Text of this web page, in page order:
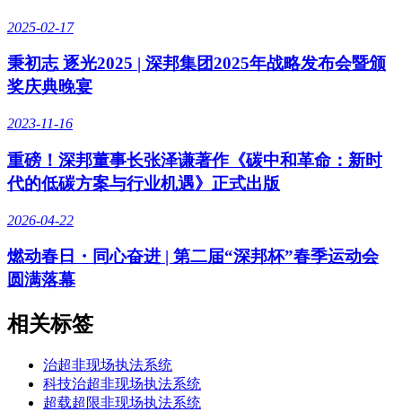
2025-02-17
秉初志 逐光2025 | 深邦集团2025年战略发布会暨颁
奖庆典晚宴
2023-11-16
重磅！深邦董事长张泽谦著作《碳中和革命：新时
代的低碳方案与行业机遇》正式出版
2026-04-22
燃动春日・同心奋进 | 第二届“深邦杯”春季运动会
圆满落幕
相关标签
治超非现场执法系统
科技治超非现场执法系统
超载超限非现场执法系统